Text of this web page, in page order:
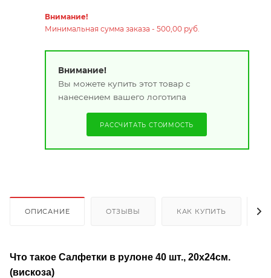
Внимание!
Минимальная сумма заказа - 500,00 руб.
Внимание!
Вы можете купить этот товар с
нанесением вашего логотипа
РАССЧИТАТЬ СТОИМОСТЬ
ОПИСАНИЕ ОТЗЫВЫ КАК КУПИТЬ
Что такое Салфетки в рулоне 40 шт., 20х24см.
(вискоза)